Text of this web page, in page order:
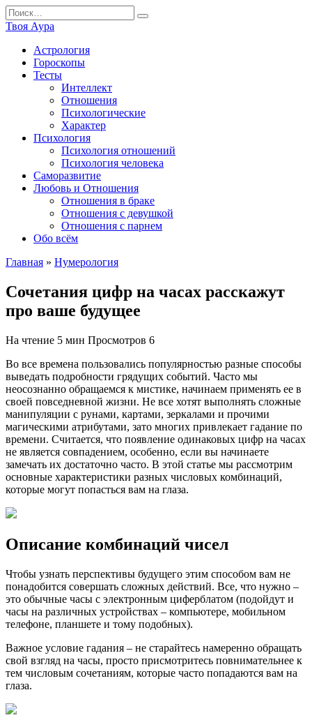
Перейти
к
содержанию
Search
for:
Твоя Аура
Астрология
Гороскопы
Тесты
Интеллект
Отношения
Психологические
Характер
Психология
Психология отношений
Психология человека
Саморазвитие
Любовь и Отношения
Отношения в браке
Отношения с девушкой
Отношения с парнем
Обо всём
Главная » Нумерология
Сочетания цифр на часах расскажут
про ваше будущее
На чтение 5 мин Просмотров 6
Во все времена пользовались популярностью разные способы
выведать подробности грядущих событий. Часто мы
неосознанно обращаемся к мистике, начинаем применять ее в
своей повседневной жизни. Не все хотят выполнять сложные
манипуляции с рунами, картами, зеркалами и прочими
магическими атрибутами, зато многих привлекает гадание по
времени. Считается, что появление одинаковых цифр на часах
не является совпадением, особенно, если вы начинаете
замечать их достаточно часто. В этой статье мы рассмотрим
основные характеристики разных числовых комбинаций,
которые могут попасться вам на глаза.
Описание комбинаций чисел
Чтобы узнать перспективы будущего этим способом вам не
понадобится совершать сложных действий. Все, что нужно –
это обычные часы с электронным циферблатом (подойдут и
часы на различных устройствах – компьютере, мобильном
телефоне, планшете и тому подобных).
Важное условие гадания – не старайтесь намеренно обращать
свой взгляд на часы, просто присмотритесь повнимательнее к
тем числовым сочетаниям, которые часто попадаются вам на
глаза.